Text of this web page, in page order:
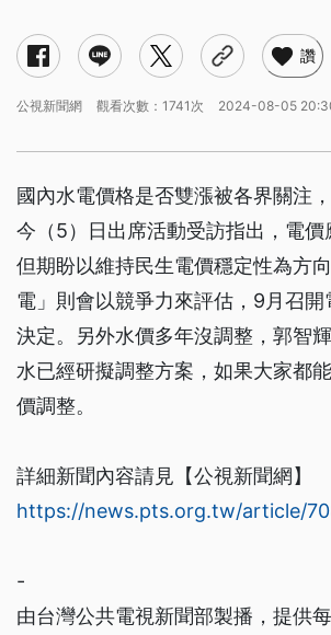
讚
公視新聞網 觀看次數：1741次 2024-08-05
國內水電價格是否雙漲被各界關注
今（5）日出席活動受訪指出，電價
但期盼以維持民生電價穩定性為方
電」則會以競爭力來評估，9月召開
決定。另外水價多年沒調整，郭智
水已經研擬調整方案，如果大家都
價調整。
詳細新聞內容請見【公視新聞網】
https://news.pts.org.tw/article/
-
由台灣公共電視新聞部製播，提供